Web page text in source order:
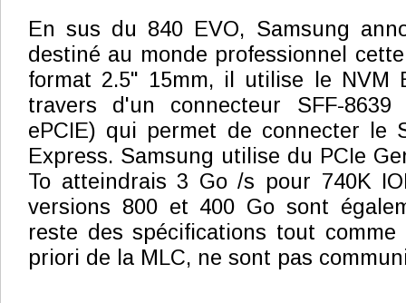
En sus du 840 EVO, Samsung
destiné au monde professionnel
format 2.5" 15mm, il utilise le NVM
travers d'un connecteur SFF-8639
ePCIE) qui permet de connecter le
Express. Samsung utilise du PCIe
To atteindrais 3 Go /s pour 740K
versions 800 et 400 Go sont
reste des spécifications tout
priori de la MLC, ne sont pas